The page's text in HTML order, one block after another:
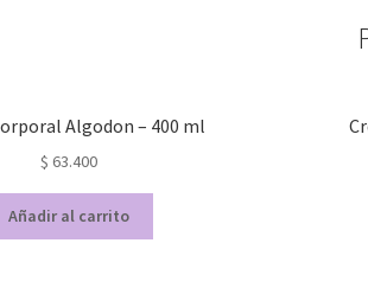
Algodon – 400 ml
$ 63.400
Añadir al carrito